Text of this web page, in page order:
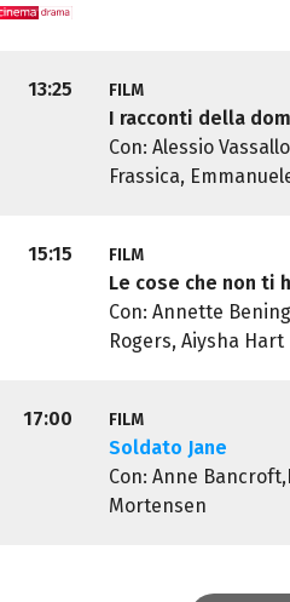
13:25 FILM
I racconti della
Con: Alessio
Frassica,
15:15 FILM
Le cose che non ti
Con: Annette
Rogers, Aiysha Hart
17:00 FILM
Soldato Jane
Con: Anne
Mortensen